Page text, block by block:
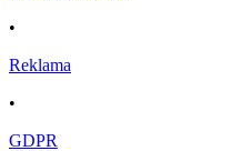
•
Reklama
•
GDPR